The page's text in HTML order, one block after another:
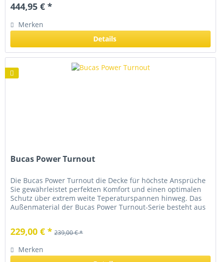
444,95 € *
Merken
Details
Bucas Power Turnout
Die Bucas Power Turnout die Decke für höchste Ansprüche
Sie gewährleistet perfekten Komfort und einen optimalen
Schutz über extrem weite Teperaturspannen hinweg. Das
Außenmaterial der Bucas Power Turnout-Serie besteht aus
229,00 € * 239,00 € *
Merken